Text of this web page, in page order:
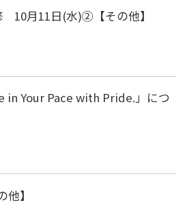
10月11日(水)②【その他】
in Your Pace with Pride.」につ
】